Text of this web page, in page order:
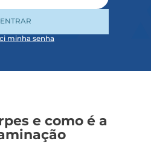
ENTRAR
minha senha
e como é a